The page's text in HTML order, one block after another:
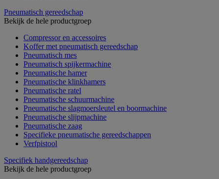
Pneumatisch gereedschap
Bekijk de hele productgroep
Compressor en accessoires
Koffer met pneumatisch gereedschap
Pneumatisch mes
Pneumatisch spijkermachine
Pneumatische hamer
Pneumatische klinkhamers
Pneumatische ratel
Pneumatische schuurmachine
Pneumatische slagmoersleutel en boormachine
Pneumatische slijpmachine
Pneumatische zaag
Specifieke pneumatische gereedschappen
Verfpistool
Specifiek handgereedschap
Bekijk de hele productgroep